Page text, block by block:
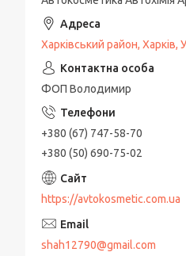
Харківський район, Харків,
ФОП Володимир
+380 (67) 747-58-70
+380 (50) 690-75-02
https://avtokosmetic.com.ua
shah12790@gmail.com